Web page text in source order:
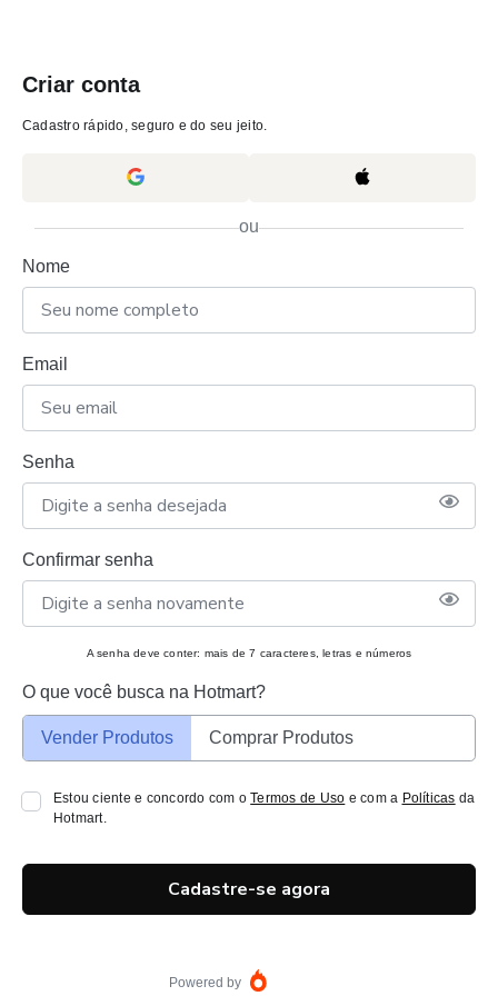
Criar conta
Cadastro rápido, seguro e do seu jeito.
ou
Nome
Email
Senha
Confirmar senha
A senha deve conter: mais de 7 caracteres, letras e números
O que você busca na Hotmart?
Vender Produtos Comprar Produtos
Estou ciente e concordo com oTermos de Uso e com a Políticas da
Hotmart.
Cadastre-se agora
Powered by